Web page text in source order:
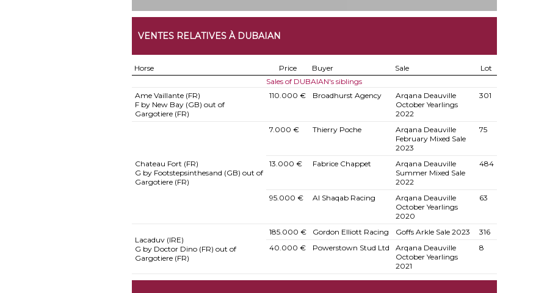
VENTES RELATIVES À DUBAIAN
Horse Price Buyer Sale
Lot
Sales of DUBAIAN's siblings
Ame Vaillante (FR)
F by New Bay (GB) out of
Gargotiere (FR)
110.000 € Broadhurst Agency
Arqana Deauville
October Yearlings
2022
301
Chateau Fort (FR)
G by Footstepsinthesand (GB) out of
Gargotiere (FR)
7.000 € Thierry Poche
Arqana Deauville
February Mixed Sale
2023
75
13.000 € Fabrice Chappet
Arqana Deauville
Summer Mixed Sale
2022
484
95.000 € Al Shaqab Racing
Arqana Deauville
October Yearlings
2020
63
Lacaduv (IRE)
G by Doctor Dino (FR) out of
Gargotiere (FR)
185.000 € Gordon Elliott Racing Goffs Arkle Sale 2023
316
40.000 €
Powerstown Stud Ltd
Arqana Deauville
October Yearlings
2021
8